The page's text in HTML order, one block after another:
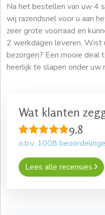
Na het bestellen van uw 4
wij razendsnel voor u aan
zeer grote voorraad en
2 werkdagen leveren.
bezorgen? Een mooie deal
heerlijk te slapen onder uw
Wat klanten
9.8
o.b.v. 1008
Lees alle recensies